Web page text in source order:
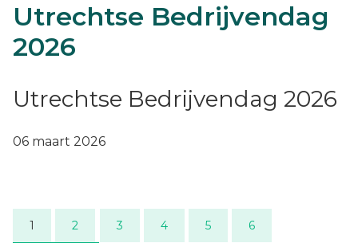
Utrechtse Bedrijvendag
2026
Utrechtse Bedrijvendag 2026
06 maart 2026
1 2 3 4 5 6